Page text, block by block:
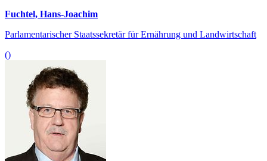
Fuchtel, Hans-Joachim
Parlamentarischer Staatssekretär für Ernährung und Landwirtschaft
()